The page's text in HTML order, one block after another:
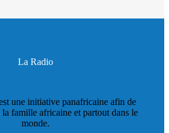
La Radio
une initiative panafricaine afin de
famille africaine et partout dans le
monde.